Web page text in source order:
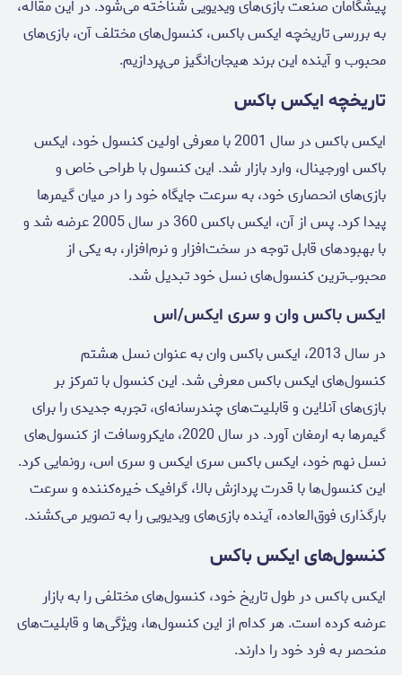
پیشگامان صنعت بازی‌های ویدیویی شناخته می‌شود. در این مقاله،
به بررسی تاریخچه ایکس باکس، کنسول‌های مختلف آن، بازی‌های
محبوب و آینده این برند هیجان‌انگیز می‌پردازیم.
تاریخچه ایکس باکس
ایکس باکس در سال 2001 با معرفی اولین کنسول خود، ایکس
باکس اورجینال، وارد بازار شد. این کنسول با طراحی خاص و
بازی‌های انحصاری خود، به سرعت جایگاه خود را در میان گیمرها
پیدا کرد. پس از آن، ایکس باکس 360 در سال 2005 عرضه شد و
با بهبودهای قابل توجه در سخت‌افزار و نرم‌افزار، به یکی از
محبوب‌ترین کنسول‌های نسل خود تبدیل شد.
ایکس باکس وان و سری ایکس/اس
در سال 2013، ایکس باکس وان به عنوان نسل هشتم
کنسول‌های ایکس باکس معرفی شد. این کنسول با تمرکز بر
بازی‌های آنلاین و قابلیت‌های چندرسانه‌ای، تجربه جدیدی را برای
گیمرها به ارمغان آورد. در سال 2020، مایکروسافت از کنسول‌های
نسل نهم خود، ایکس باکس سری ایکس و سری اس، رونمایی کرد.
این کنسول‌ها با قدرت پردازش بالا، گرافیک خیره‌کننده و سرعت
بارگذاری فوق‌العاده، آینده بازی‌های ویدیویی را به تصویر می‌کشند.
کنسول‌های ایکس باکس
ایکس باکس در طول تاریخ خود، کنسول‌های مختلفی را به بازار
عرضه کرده است. هر کدام از این کنسول‌ها، ویژگی‌ها و قابلیت‌های
منحصر به فرد خود را دارند.